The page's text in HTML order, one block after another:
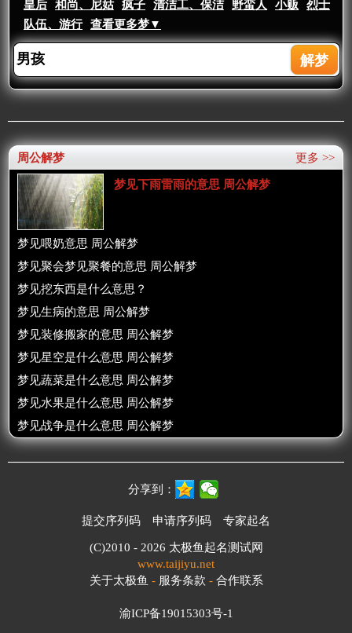
皇后
和尚、尼姑 疯子 清洁工、保洁 野蛮人 小贩
烈士
队伍、游行
查看更多梦▼
更多 >>
周公解梦
梦见下雨雷雨的意思 周公解梦
梦见喂奶意思 周公解梦
梦见聚会梦见聚餐的意思 周公解梦
梦见挖东西是什么意思？
梦见生病的意思 周公解梦
梦见装修搬家的意思 周公解梦
梦见星空是什么意思 周公解梦
梦见蔬菜是什么意思 周公解梦
梦见水果是什么意思 周公解梦
梦见战争是什么意思 周公解梦
分享到：
提交序列码 申请序列码 专家起名
(C)2010 - 2026 太极鱼起名测试网
www.taijiyu.net
关于太极鱼 - 服务条款 - 合作联系
渝ICP备19015303号-1